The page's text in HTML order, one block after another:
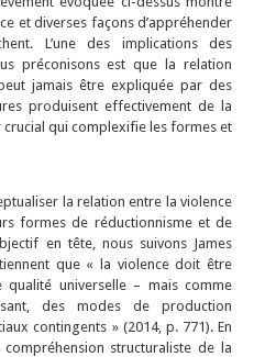
et diverses façons d’appréhender
L’une des implications des
préconisons est que la relation
jamais être expliquée par des
produisent effectivement de la
crucial qui complexifie les formes et
la relation entre la violence
formes de réductionnisme et de
en tête, nous suivons James
que « la violence doit être
qualité universelle – mais comme
des modes de production
contingents » (2014, p. 771). En
structuraliste de la